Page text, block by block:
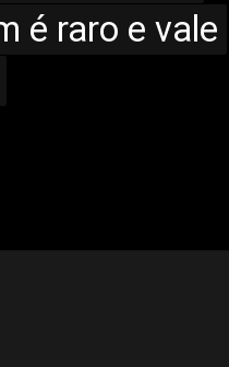
é raro e vale
é raro e vale